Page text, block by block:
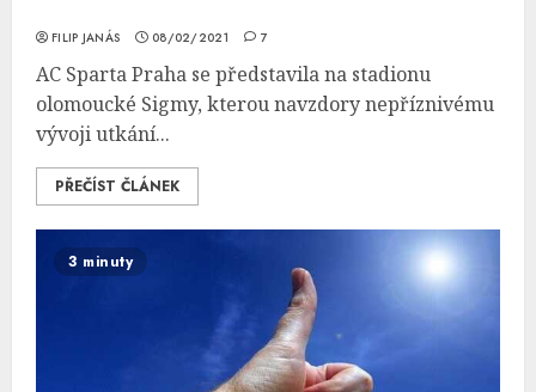
FILIP JANÁS 08/02/2021 7
AC Sparta Praha se představila na stadionu
olomoucké Sigmy, kterou navzdory nepříznivému
vývoji utkání...
PŘEČÍST ČLÁNEK
3 minuty